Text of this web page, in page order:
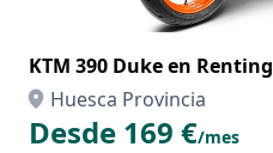
KTM 390 Duke en Renting
Huesca Provincia
Desde 169 €/mes